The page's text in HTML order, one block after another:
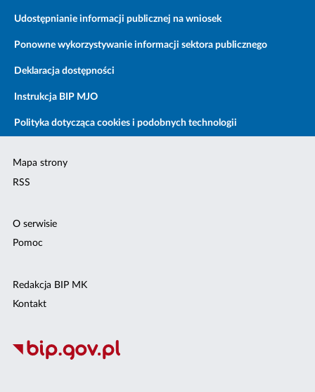
Udostępnianie informacji publicznej na wniosek
Ponowne wykorzystywanie informacji sektora publicznego
Deklaracja dostępności
Instrukcja BIP MJO
Polityka dotycząca cookies i podobnych technologii
Mapa strony
RSS
O serwisie
Pomoc
Redakcja BIP MK
Kontakt